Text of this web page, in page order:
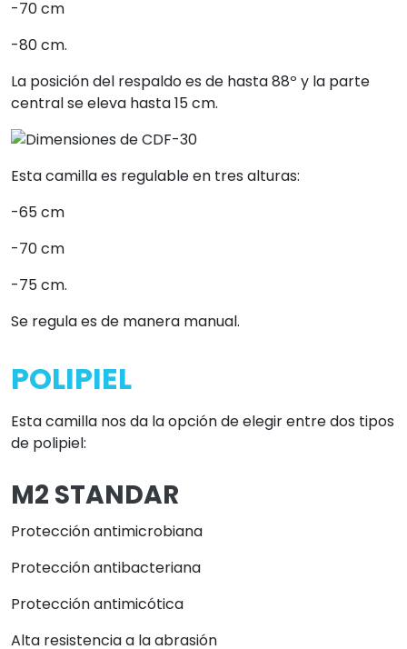
-70 cm
-80 cm.
La posición del respaldo es de hasta 88º y la parte
central se eleva hasta 15 cm.
Esta camilla es regulable en tres alturas:
-65 cm
-70 cm
-75 cm.
Se regula es de manera manual.
POLIPIEL
Esta camilla nos da la opción de elegir entre dos tipos
de polipiel:
M2 STANDAR
Protección antimicrobiana
Protección antibacteriana
Protección antimicótica
Alta resistencia a la abrasión